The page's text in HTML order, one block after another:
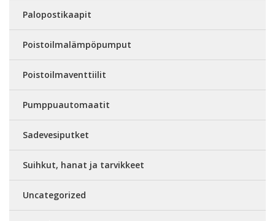
Palopostikaapit
Poistoilmalämpöpumput
Poistoilmaventtiilit
Pumppuautomaatit
Sadevesiputket
Suihkut, hanat ja tarvikkeet
Uncategorized